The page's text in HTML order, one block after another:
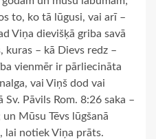
to, ko tā lūgusi, vai arī –
Viņa dievišķā griba savā
kuras – kā Dievs redz –
vienmēr ir pārliecināta
vai Viņš dod vai
Pāvils Rom. 8:26 saka –
Mūsu Tēvs lūgšanā
lai notiek Viņa prāts.